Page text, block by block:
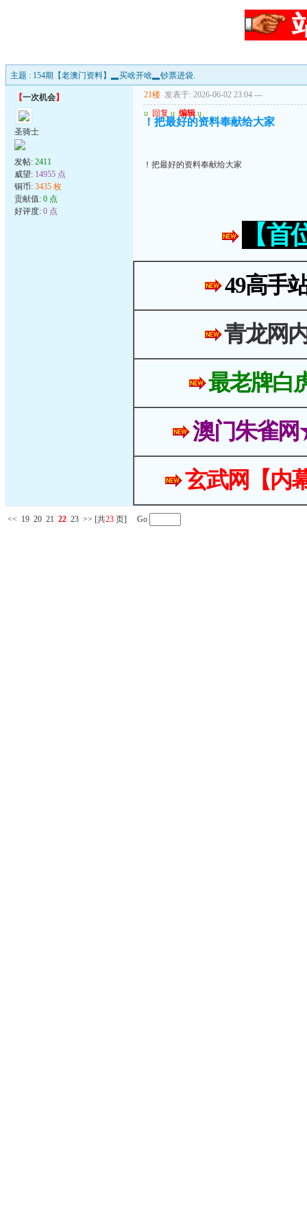
主题 : 154期【老澳门资料】▂买啥开啥▂钞票进袋.
【一次机会】
圣骑士
发帖: 2411
威望: 14955 点
铜币: 3435 枚
贡献值: 0 点
好评度: 0 点
21楼 发表于: 2026-06-02 23:04 ---
u 回复 u 编辑 u
！把最好的资料奉献给大家
！把最好的资料奉献给大家
【
49高手
青龙网
最老牌白
澳门朱雀
玄武网【内
<< 19 20 21 22 23 >> [共23 页] Go